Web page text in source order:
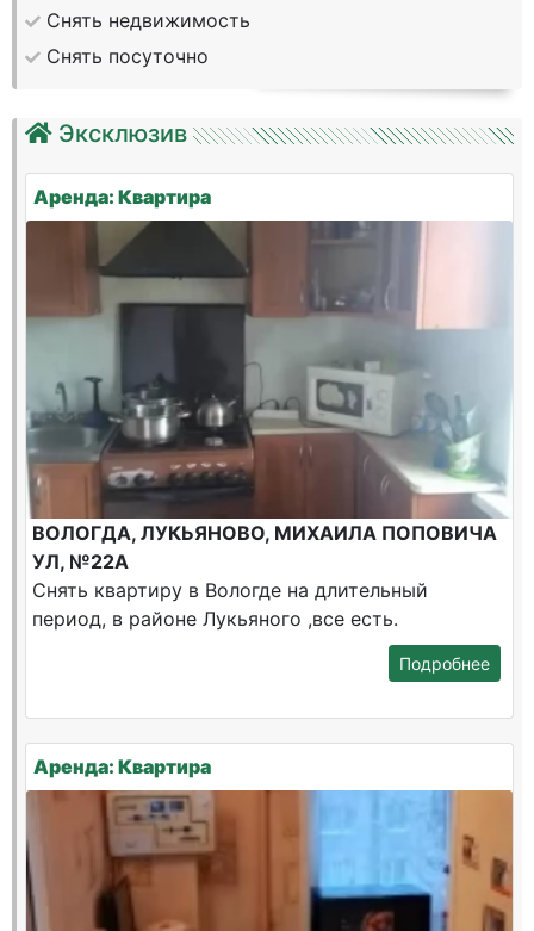
Снять недвижимость
Снять посуточно
Эксклюзив
Аренда: Квартира
ВОЛОГДА, ЛУКЬЯНОВО, МИХАИЛА ПОПОВИЧА
УЛ, №22А
Снять квартиру в Вологде на длительный
период, в районе Лукьяного ,все есть.
Подробнее
Аренда: Квартира